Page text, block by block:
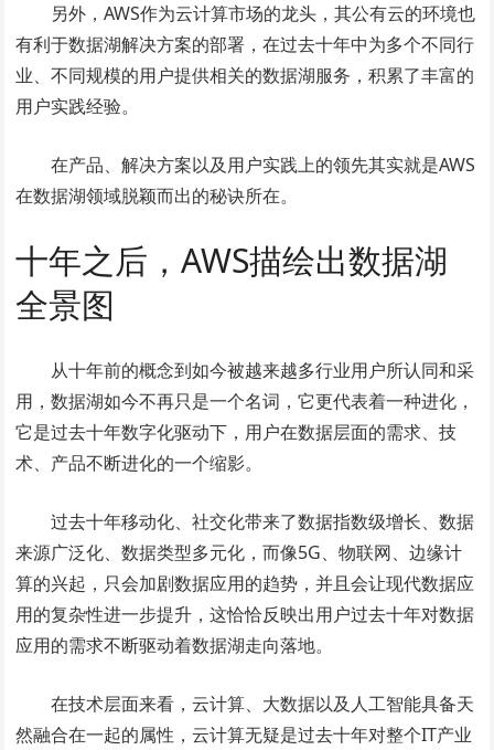
另外，AWS作为云计算市场的龙头，其公有云的环境也
有利于数据湖解决方案的部署，在过去十年中为多个不同行
业、不同规模的用户提供相关的数据湖服务，积累了丰富的
用户实践经验。
在产品、解决方案以及用户实践上的领先其实就是AWS
在数据湖领域脱颖而出的秘诀所在。
十年之后，AWS描绘出数据湖
全景图
从十年前的概念到如今被越来越多行业用户所认同和采
用，数据湖如今不再只是一个名词，它更代表着一种进化，
它是过去十年数字化驱动下，用户在数据层面的需求、技
术、产品不断进化的一个缩影。
过去十年移动化、社交化带来了数据指数级增长、数据
来源广泛化、数据类型多元化，而像5G、物联网、边缘计
算的兴起，只会加剧数据应用的趋势，并且会让现代数据应
用的复杂性进一步提升，这恰恰反映出用户过去十年对数据
应用的需求不断驱动着数据湖走向落地。
在技术层面来看，云计算、大数据以及人工智能具备天
然融合在一起的属性，云计算无疑是过去十年对整个IT产业